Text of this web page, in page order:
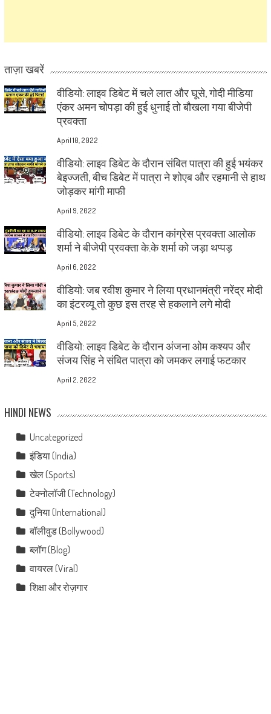
ताज़ा खबरें
वीडियो: लाइव डिबेट में चले लात और घूसे, गोदी मीडिया
एंकर अमन चोपड़ा की हुई धुनाई तो बौखला गया बीजेपी
प्रवक्ता
April 10, 2022
वीडियो: लाइव डिबेट के दौरान संबित पात्रा की हुई भयंकर
बेइज्जती, बीच डिबेट में पात्रा ने शोएब और रहमानी से हाथ
जोड़कर मांगी माफी
April 9, 2022
वीडियो: लाइव डिबेट के दौरान कांग्रेस प्रवक्ता आलोक
शर्मा ने बीजेपी प्रवक्ता के.के शर्मा को जड़ा थप्पड़
April 6, 2022
वीडियो: जब रवीश कुमार ने लिया प्रधानमंत्री नरेंद्र मोदी
का इंटरव्यू तो कुछ इस तरह से हकलाने लगे मोदी
April 5, 2022
वीडियो: लाइव डिबेट के दौरान अंजना ओम कश्यप और
संजय सिंह ने संबित पात्रा को जमकर लगाई फटकार
April 2, 2022
HINDI NEWS
Uncategorized
इंडिया (India)
खेल (Sports)
टेक्नोलॉजी (Technology)
दुनिया (International)
बॉलीवुड (Bollywood)
ब्लॉग (Blog)
वायरल (Viral)
शिक्षा और रोज़गार